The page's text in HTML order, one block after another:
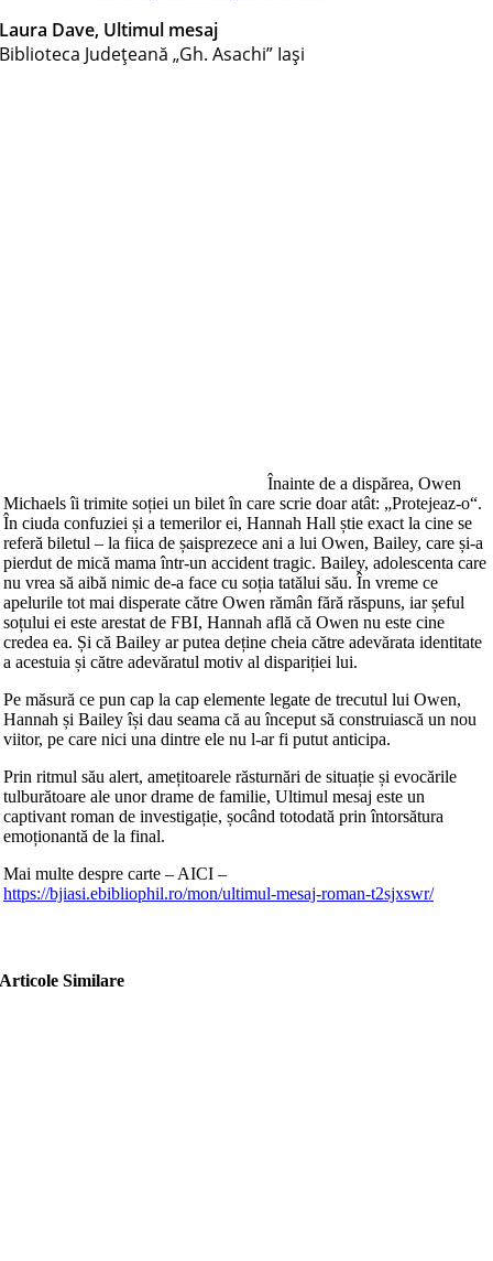
Laura Dave, Ultimul mesaj
Biblioteca Judeţeană „Gh. Asachi” Iaşi
Înainte de a dispărea, Owen
Michaels îi trimite soției un bilet în care scrie doar atât: „Protejeaz-o“.
În ciuda confuziei și a temerilor ei, Hannah Hall știe exact la cine se
referă biletul – la fiica de șaisprezece ani a lui Owen, Bailey, care și-a
pierdut de mică mama într-un accident tragic. Bailey, adolescenta care
nu vrea să aibă nimic de-a face cu soția tatălui său. În vreme ce
apelurile tot mai disperate către Owen rămân fără răspuns, iar șeful
soțului ei este arestat de FBI, Hannah află că Owen nu este cine
credea ea. Și că Bailey ar putea deține cheia către adevărata identitate
a acestuia și către adevăratul motiv al dispariției lui.
Pe măsură ce pun cap la cap elemente legate de trecutul lui Owen,
Hannah și Bailey își dau seama că au început să construiască un nou
viitor, pe care nici una dintre ele nu l-ar fi putut anticipa.
Prin ritmul său alert, amețitoarele răsturnări de situație și evocările
tulburătoare ale unor drame de familie, Ultimul mesaj este un
captivant roman de investigație, șocând totodată prin întorsătura
emoționantă de la final.
Mai multe despre carte – AICI –
https://bjiasi.ebibliophil.ro/mon/ultimul-mesaj-roman-t2sjxswr/
Articole Similare